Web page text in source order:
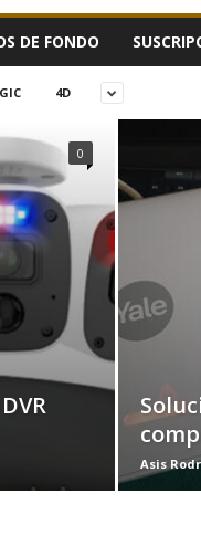
DE FONDO
4D
0
Asis